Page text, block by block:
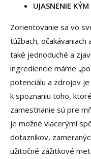
UJASNENIE
Zorientovanie sa vo
túžbach,
také jednoduché a
ingrediencie máme
potenciálu a zdrojov
k spoznaniu toho,
zamestnanie sú pre
je možné viacerými
dotazníkov,
užitočné zážitkové